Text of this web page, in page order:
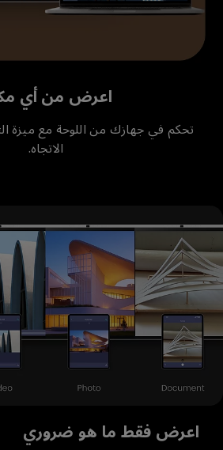
اعرض من أي
تحكم في جهازك من اللوحة مع ميزة
الاتجاه.
اعرض فقط ما هو ضروري